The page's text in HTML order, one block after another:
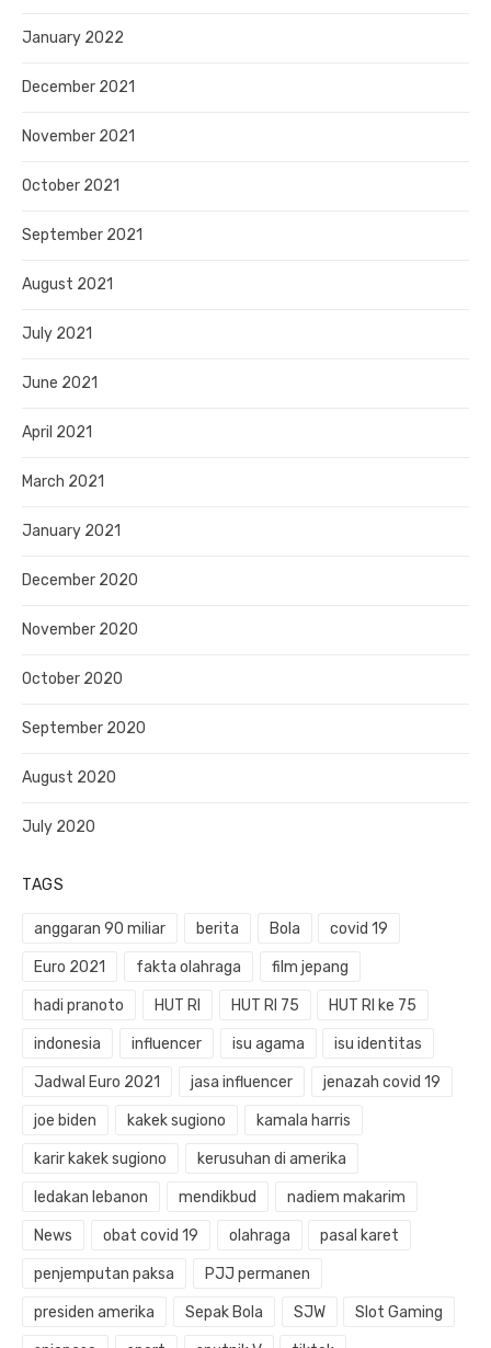
January 2022
December 2021
November 2021
October 2021
September 2021
August 2021
July 2021
June 2021
April 2021
March 2021
January 2021
December 2020
November 2020
October 2020
September 2020
August 2020
July 2020
TAGS
anggaran 90 miliar berita Bola covid 19
Euro 2021 fakta olahraga film jepang
hadi pranoto HUT RI HUT RI 75 HUT RI ke 75
indonesia influencer isu agama isu identitas
Jadwal Euro 2021 jasa influencer jenazah covid 19
joe biden kakek sugiono kamala harris
karir kakek sugiono kerusuhan di amerika
ledakan lebanon mendikbud nadiem makarim
News obat covid 19 olahraga pasal karet
penjemputan paksa PJJ permanen
presiden amerika Sepak Bola SJW Slot Gaming